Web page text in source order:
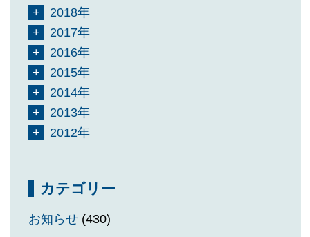
2018年
2017年
2016年
2015年
2014年
2013年
2012年
カテゴリー
お知らせ(430)